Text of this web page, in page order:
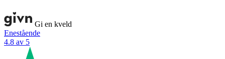
Gi en kveld
Enestående
4.8 av 5